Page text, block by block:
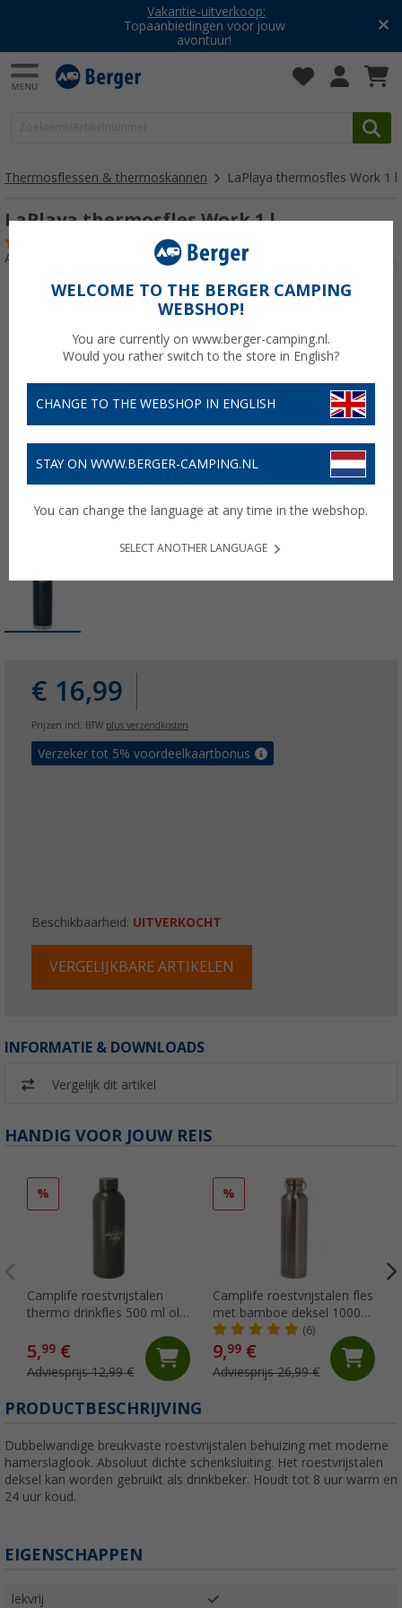
Vakantie-uitverkoop:
Topaanbiedingen voor jouw
avontuur!
Thermosflessen & thermoskannen LaPlaya thermosfles Work 1 l
LaPlaya thermosfles Work 1 l
Artikelnr: 490180
€ 16,99
Prijzen incl. BTW plus verzendkosten
Verzeker tot 5% voordeelkaartbonus
Beschikbaarheid: UITVERKOCHT
VERGELIJKBARE ARTIKELEN
INFORMATIE & DOWNLOADS
Vergelijk dit artikel
HANDIG VOOR JOUW REIS
%
Camplife roestvrijstalen
thermo drinkfles 500 ml olijf
5,99 €
Adviesprijs 12,99 €
%
Camplife roestvrijstalen fles
met bamboe deksel 1000
ml
(6)
9,99€
Adviesprijs 26,99 €
PRODUCTBESCHRIJVING
Dubbelwandige breukvaste roestvrijstalen behuizing met moderne
hamerslaglook. Absoluut dichte schenksluiting. Het roestvrijstalen
deksel kan worden gebruikt als drinkbeker. Houdt tot 8 uur warm en
24 uur koud.
EIGENSCHAPPEN
lekvrij
WELCOME TO THE BERGER CAMPING
WEBSHOP!
You are currently on www.berger-camping.nl.
Would you rather switch to the store in English?
CHANGE TO THE WEBSHOP IN ENGLISH
STAY ON WWW.BERGER-CAMPING.NL
You can change the language at any time in the webshop.
SELECT ANOTHER LANGUAGE